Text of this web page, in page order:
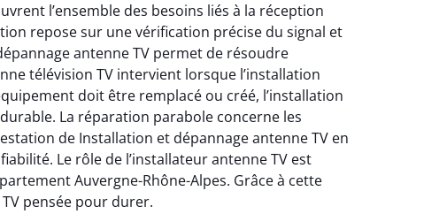
l’ensemble des besoins liés à la réception
repose sur une vérification précise du signal et
antenne TV permet de résoudre
télévision TV intervient lorsque l’installation
doit être remplacé ou créé, l’installation
La réparation parabole concerne les
de Installation et dépannage antenne TV en
Le rôle de l’installateur antenne TV est
Auvergne-Rhône-Alpes. Grâce à cette
pensée pour durer.